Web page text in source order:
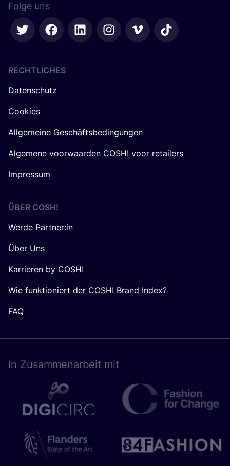
Folge uns
RECHTLICHES
Datenschutz
Cookies
Allgemeine Geschäftsbedingungen
Algemene voorwaarden COSH! voor retailers
Impressum
ÜBER COSH!
Werde Partner:in
Über Uns
Karrieren by COSH!
Wie funktioniert der COSH! Brand Index?
FAQ
In Zusam­men­ar­beit mit